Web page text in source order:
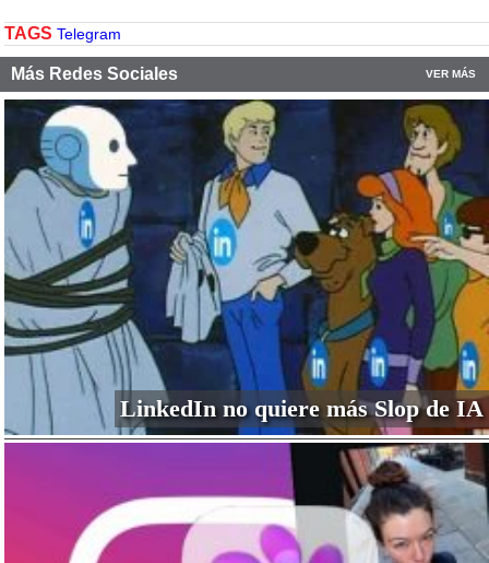
TAGS Telegram
Más Redes Sociales VER MÁS
LinkedIn no quiere más Slop de IA